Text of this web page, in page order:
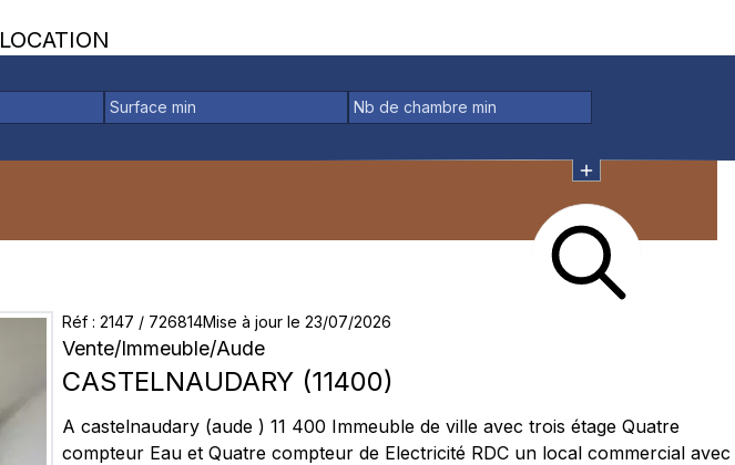
LOCATION
Réf: 2147 / 726814Mise à jour le 23/07/2026
Vente/Immeuble/Aude
CASTELNAUDARY(11400)
A castelnaudary (aude ) 11 400 Immeuble de ville avec trois étage Quatre
compteur Eau et Quatre compteur de Electricité RDC un local commercial avec